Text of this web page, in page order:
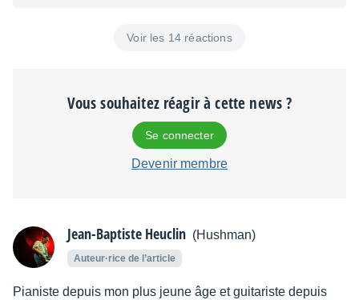
Voir les 14 réactions
Vous souhaitez réagir à cette news ?
Se connecter
Devenir membre
Jean-Baptiste Heuclin (Hushman)
Auteur·rice de l’article
Pianiste depuis mon plus jeune âge et guitariste depuis